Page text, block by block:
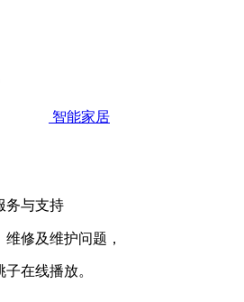
智能家居
务与支持
修及维护问题，
在线播放。